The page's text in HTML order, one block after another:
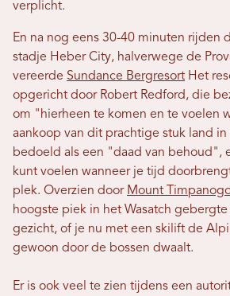
verplicht.
En na nog eens 30-40 minuten rijden
stadje Heber City, halverwege de
vereerde Sundance Bergresort Het
opgericht door Robert Redford, die
om "hierheen te komen en te voelen
aankoop van dit prachtige stuk land in
bedoeld als een "daad van behoud",
kunt voelen wanneer je tijd
plek. Overzien door Mount
hoogste piek in het Wasatch
gezicht, of je nu met een skilift de
gewoon door de bossen dwaalt.
Er is ook veel te zien tijdens een